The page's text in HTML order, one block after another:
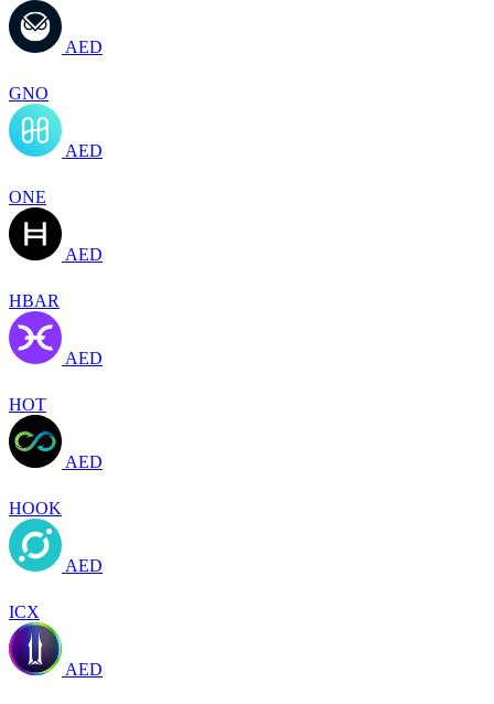
AED
GNO
AED
ONE
AED
HBAR
AED
HOT
AED
HOOK
AED
ICX
AED